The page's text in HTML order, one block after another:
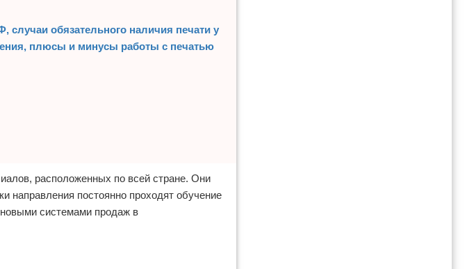
случаи обязательного наличия печати у
плюсы и минусы работы с печатью
расположенных по всей стране. Они
направления постоянно проходят обучение
новыми системами продаж в